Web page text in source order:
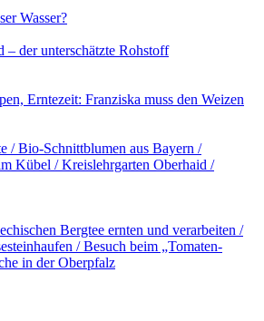
Wasser?
– der unterschätzte Rohstoff
Erntezeit: Franziska muss den Weizen
/​ Bio-Schnittblumen aus Bayern /​
Kübel /​ Kreislehrgarten Oberhaid /​
Bergtee ernten und verarbeiten /​
/​ Besuch beim „Tomaten-
in der Oberpfalz